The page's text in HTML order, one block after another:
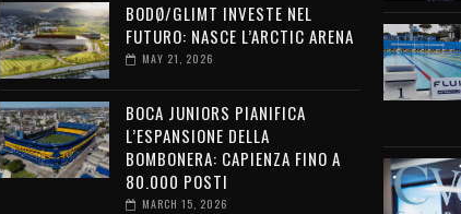
BODØ/GLIMT INVESTE NEL
FUTURO: NASCE L’ARCTIC ARENA
MAY 21, 2026
BOCA JUNIORS PIANIFICA
L’ESPANSIONE DELLA
BOMBONERA: CAPIENZA FINO A
80.000 POSTI
MARCH 15, 2026